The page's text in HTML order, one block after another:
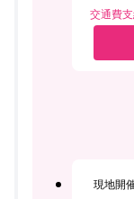
交通費
現地開